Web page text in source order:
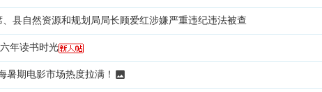
县自然资源和规划局局长顾爱红涉嫌严重违纪违法被查
年读书时光
暑期电影市场热度拉满！